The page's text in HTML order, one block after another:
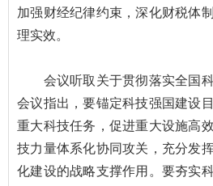
加强财经纪律约束，深化财税体
理实效。
会议听取关于贯彻落实全国科
会议指出，要锚定科技强国建设
重大科技任务，促进重大设施高
技力量体系化协同攻关，充分发
化建设的战略支撑作用。要夯实